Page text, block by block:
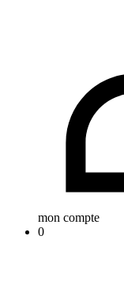
mon compte
0